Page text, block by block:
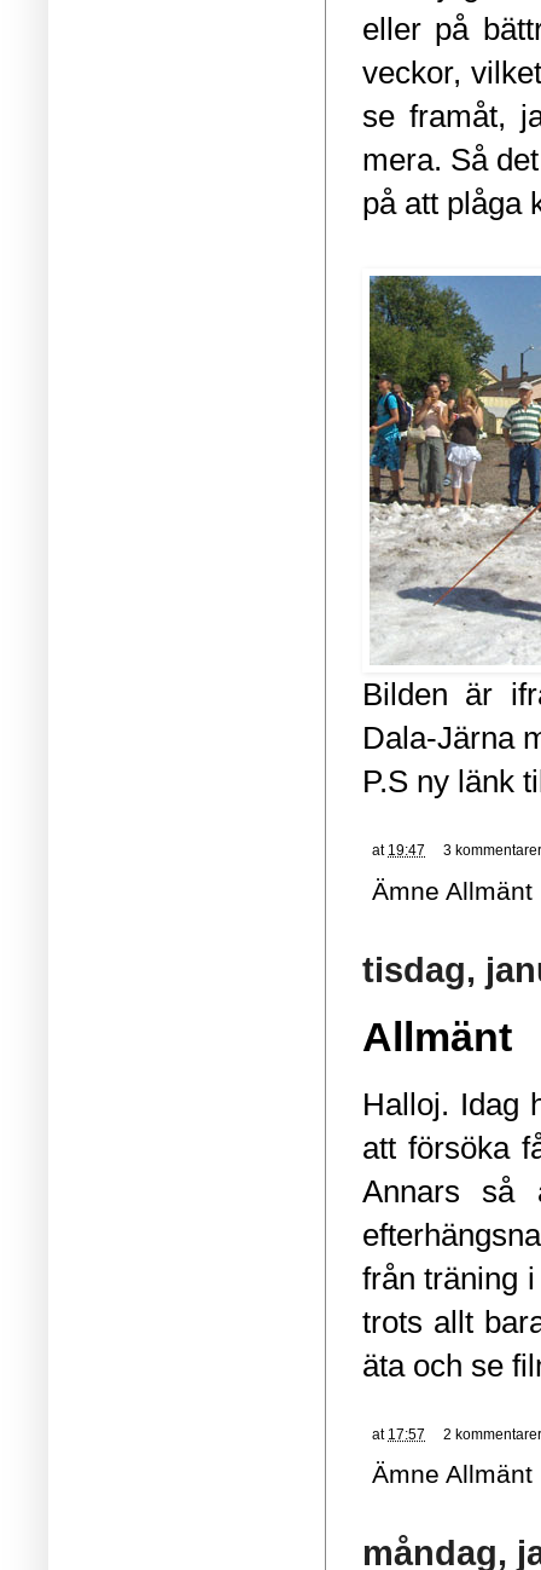
eller på
veckor,
se framåt,
mera. Så
på att plåga
Bilden är
Dala-Järna
P.S ny länk
at 19:47 3
Ämne Allmänt
tisdag,
Allmänt
Halloj. Idag
att försöka
Annars så
från träning
trots allt
äta och se
at 17:57 2
Ämne Allmänt
måndag,